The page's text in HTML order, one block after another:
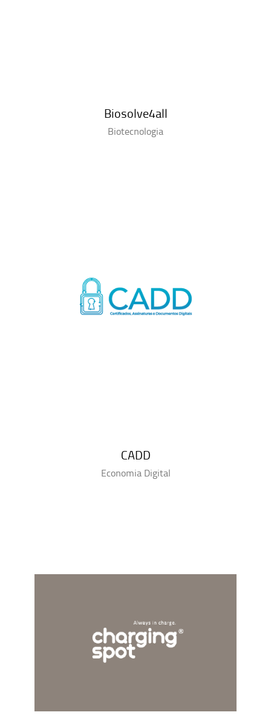
Biosolve4all
Biotecnologia
CADD
Economia Digital